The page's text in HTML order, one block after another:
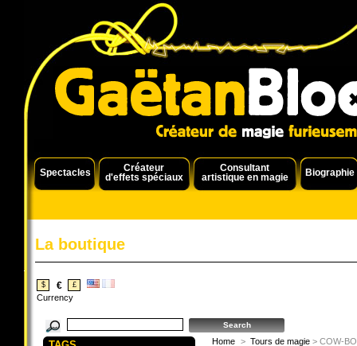
Spectacles
Créateur
d'effets spéciaux
Consultant
artistique en magie
Biographie
La boutique
$ € £
Currency
Home > Tours de magie > COW-